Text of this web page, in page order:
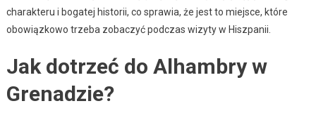
charakteru i bogatej historii, co sprawia, że jest to miejsce, które
obowiązkowo trzeba zobaczyć podczas wizyty w Hiszpanii.
Jak dotrzeć do Alhambry w
Grenadzie?